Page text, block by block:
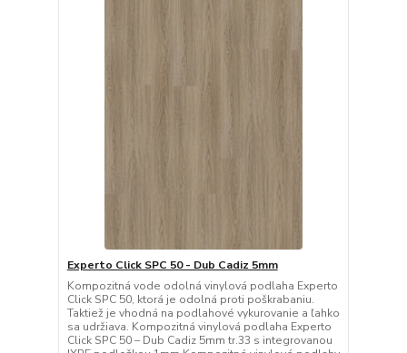
Experto Click SPC 50 - Dub Cadiz 5mm
Kompozitná vode odolná vinylová podlaha Experto
Click SPC 50, ktorá je odolná proti poškrabaniu.
Taktiež je vhodná na podlahové vykurovanie a ľahko
sa udržiava. Kompozitná vinylová podlaha Experto
Click SPC 50 – Dub Cadiz 5mm tr.33 s integrovanou